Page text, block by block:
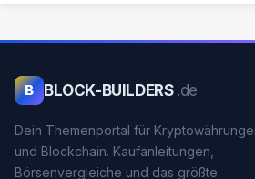
B BLOCK-BUILDERS .de
Dein Themenportal für
und Blockchain. Kaufanleitungen,
Börsenvergleiche und das größte